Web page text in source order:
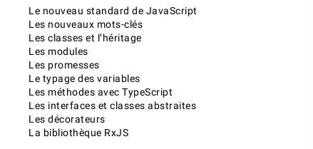
Le nouveau standard de JavaScript
Les nouveaux mots-clés
Les classes et l’héritage
Les modules
Les promesses
Le typage des variables
Les méthodes avec TypeScript
Les interfaces et classes abstraites
Les décorateurs
La bibliothèque RxJS